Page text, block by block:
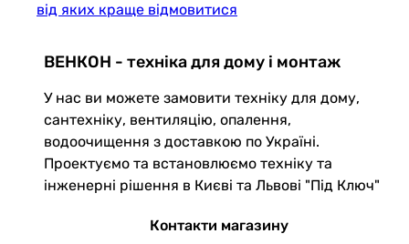
від яких краще відмовитися
ВЕНКОН - техніка для дому і монтаж
У нас ви можете замовити техніку для дому,
сантехніку, вентиляцію, опалення,
водоочищення з доставкою по Україні.
Проектуємо та встановлюємо техніку та
інженерні рішення в Києві та Львові "Під Ключ"
Контакти магазину